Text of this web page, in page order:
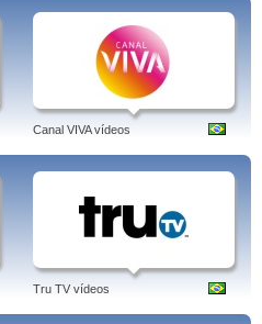
Canal VIVA vídeos
Tru TV vídeos